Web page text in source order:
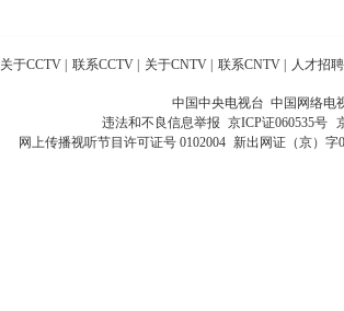
关于CCTV 联系CCTV 关于CNTV 联系CNTV 人才招聘
中国中央电视台 中国网络电
违法和不良信息举报 京ICP证060535号
网上传播视听节目许可证号 0102004 新出网证（京）